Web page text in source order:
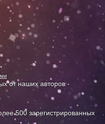
от наших авторов -
500 зарегистрированных